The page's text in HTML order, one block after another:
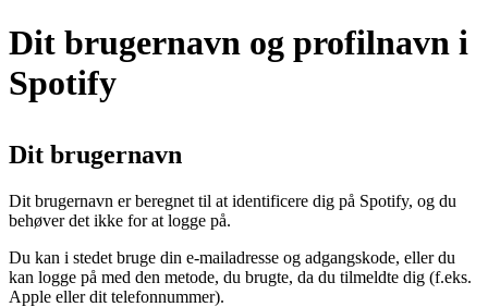
Dit brugernavn og profilnavn i
Spotify
Dit brugernavn
Dit brugernavn er beregnet til at identificere dig på Spotify, og du
behøver det ikke for at logge på.
Du kan i stedet bruge din e-mailadresse og adgangskode, eller du
kan logge på med den metode, du brugte, da du tilmeldte dig (f.eks.
Apple eller dit telefonnummer).